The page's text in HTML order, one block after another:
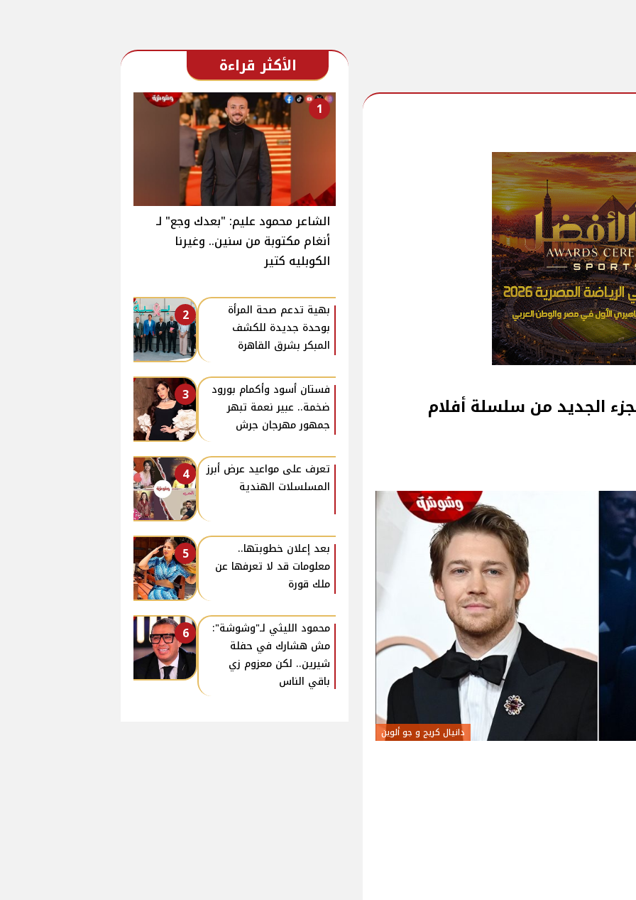
الجديد من سلسلة أفلام
دانيال كريج و جو ألوين
الأكثر قراءة
1
الشاعر محمود عليم: "بعدك وجع" لـ
أنغام مكتوبة من سنين.. وغيرنا
الكوبليه كتير
2
بهية تدعم صحة المرأة
بوحدة جديدة للكشف
المبكر بشرق القاهرة
3
فستان أسود وأكمام بورود
ضخمة.. عبير نعمة تبهر
جمهور مهرجان جرش
4
تعرف على مواعيد عرض أبرز
المسلسلات الهندية
5
بعد إعلان خطوبتها..
معلومات قد لا تعرفها عن
ملك قورة
6
محمود الليثي لـ"وشوشة":
مش هشارك في حفلة
شيرين.. لكن معزوم زي
باقي الناس